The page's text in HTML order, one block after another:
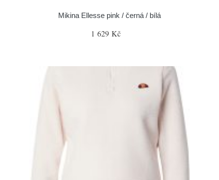
Mikina Ellesse pink / černá / bílá
1 629 Kč